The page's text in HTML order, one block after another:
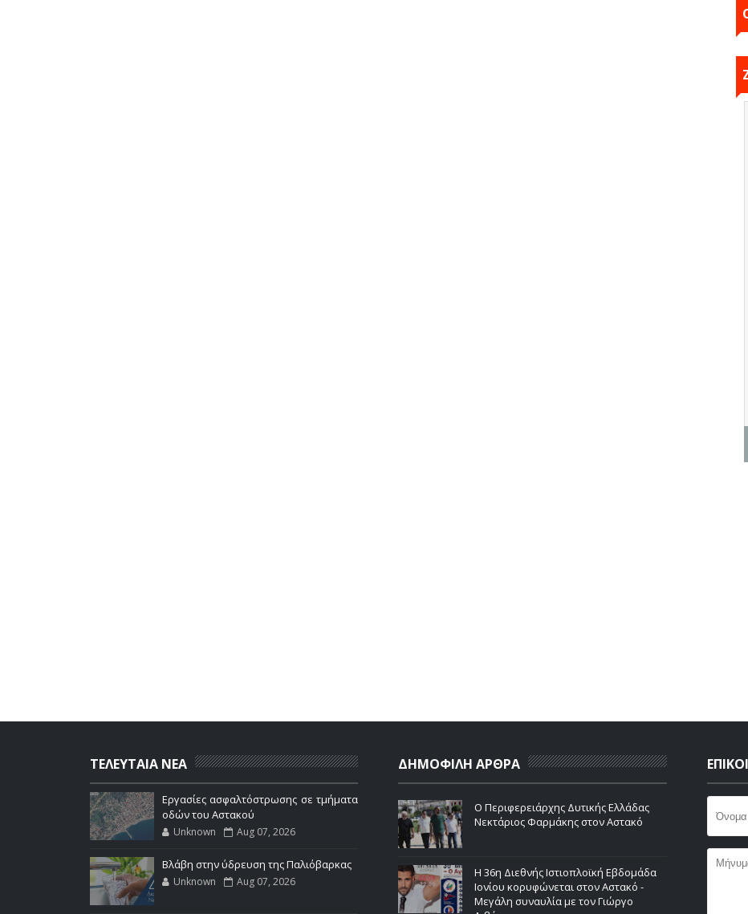
ΤΕΛΕΥΤΑΙΑ ΝΕΑ
Εργασίες ασφαλτόστρωσης σε τμήματα
οδών του Αστακού
Unknown Aug 07, 2026
Βλάβη στην ύδρευση της Παλιόβαρκας
Unknown Aug 07, 2026
ΔΗΜΟΦΙΛΗ ΑΡΘΡΑ
Ο Περιφερειάρχης Δυτικής Ελλάδας
Νεκτάριος Φαρμάκης στον Αστακό
Η 36η Διεθνής Ιστιοπλοϊκή Εβδομάδα
Ιονίου κορυφώνεται στον Αστακό -
Μεγάλη συναυλία με τον Γιώργο